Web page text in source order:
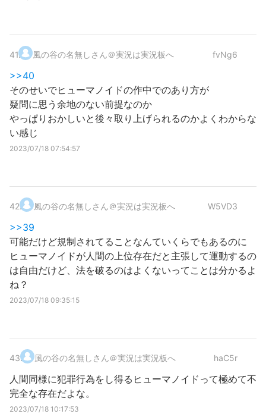
41. 風の谷の名無しさん＠実況は実況板へ fvNg6
>>40
そのせいでヒューマノイドの作中でのあり方が
疑問に思う余地のない前提なのか
やっぱりおかしいと後々取り上げられるのかよくわからな
い感じ
2023/07/18 07:54:57
42. 風の谷の名無しさん＠実況は実況板へ W5VD3
>>39
可能だけど規制されてることなんていくらでもあるのに
ヒューマノイドが人間の上位存在だと主張して運動するの
は自由だけど、法を破るのはよくないってことは分かるよ
ね？
2023/07/18 09:35:15
43. 風の谷の名無しさん＠実況は実況板へ haC5r
人間同様に犯罪行為をし得るヒューマノイドって極めて不
完全な存在だよな。
2023/07/18 10:17:53